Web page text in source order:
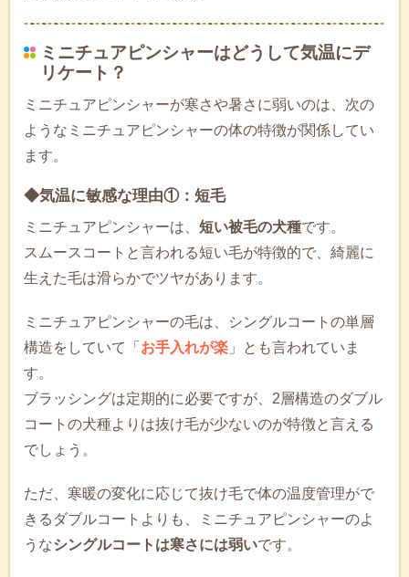
ミニチュアピンシャーはどうして気温にデ
リケート？
ミニチュアピンシャーが寒さや暑さに弱いのは、次の
ようなミニチュアピンシャーの体の特徴が関係してい
ます。
◆気温に敏感な理由①：短毛
ミニチュアピンシャーは、 短い被毛の犬種です。
スムースコートと言われる短い毛が特徴的で、綺麗に
生えた毛は滑らかでツヤがあります。
ミニチュアピンシャーの毛は、シングルコートの単層
構造をしていて「 お手入れが楽 」とも言われていま
す。
ブラッシングは定期的に必要ですが、2層構造のダブル
コートの犬種よりは抜け毛が少ないのが特徴と言える
でしょう。
ただ、寒暖の変化に応じて抜け毛で体の温度管理がで
きるダブルコートよりも、ミニチュアピンシャーのよ
うなシングルコートは寒さには弱いです。